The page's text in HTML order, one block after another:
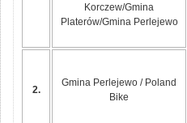
Korczew/Gmina
Platerów/Gmina Perlejewo
2.
Gmina Perlejewo / Poland
Bike